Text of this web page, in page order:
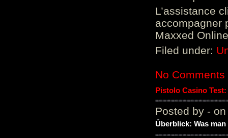
L’assistance
accompagner
Maxxed
Filed under:
No Comments
Pistolo Casino
Posted by - on
Überblick: Was